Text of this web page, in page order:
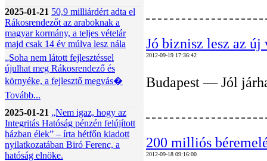
2025-01-21 50,9 milliárdért adta el
Rákosrendezőt az araboknak a
magyar kormány, a teljes vételár
majd csak 14 év múlva lesz nála
„Soha nem látott fejlesztéssel
újulhat meg Rákosrendező és
környéke, a fejlesztő megvás�
Tovább...
2025-01-21 „Nem igaz, hogy az
Integritás Hatóság pénzén felújított
házban élek” – írta hétfőn kiadott
nyilatkozatában Biró Ferenc, a
hatóság elnöke.
Jó biznisz lesz az új
2012-09-19 17:36:42
Budapest — Jól
200 milliós
2012-09-18 09:16:00